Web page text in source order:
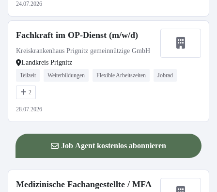
24.07.2026
Fachkraft im OP-Dienst (m/w/d)
Kreiskrankenhaus Prignitz gemeinnützige GmbH
Landkreis Prignitz
Teilzeit Weiterbildungen Flexible Arbeitszeiten Jobrad
2
28.07.2026
Job Agent kostenlos abonnieren
Medizinische Fachangestellte / MFA